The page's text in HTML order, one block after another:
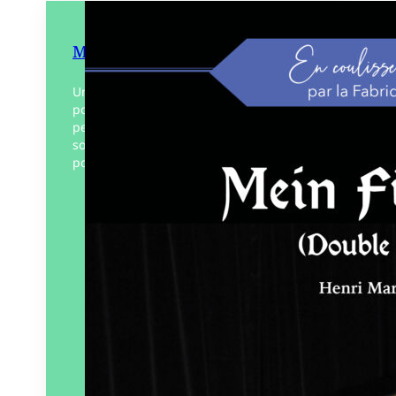
Mein Führer (Double Je)
Un comédien en fin de carrière accepte,
pour son dernier rôle, de jouer le
personnage d’Hitler. Ce rendez-vous, il
souhaitait l’avoir depuis longtemps. Non
pour comprendre ou excuser,…
La Fabrique du livre